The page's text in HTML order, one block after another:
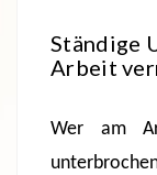
Ständige
Arbeit
Wer am